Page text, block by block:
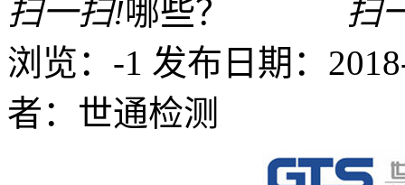
扫一扫!
扫
浏览：-1 发布日期：
者：世通检测